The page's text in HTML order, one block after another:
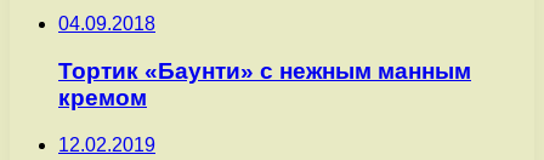
04.09.2018
Тортик «Баунти» с нежным манным
кремом
12.02.2019